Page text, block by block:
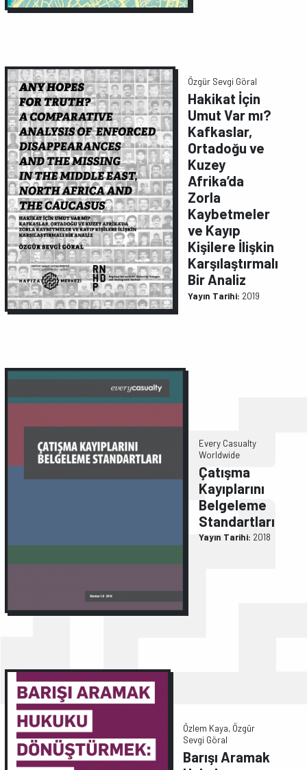
Özgür Sevgi Göral
Hakikat İçin
Umut Var mı?
Kafkaslar,
Ortadoğu ve
Kuzey
Afrika’da
Zorla
Kaybetmeler
ve Kayıp
Kişilere İlişkin
Karşılaştırmalı
Bir Analiz
Yayın Tarihi: 2019
Every Casualty
Worldwide
Çatışma
Kayıplarını
Belgeleme
Standartları
Yayın Tarihi: 2018
Özlem Kaya, Özgür
Sevgi Göral
Barışı Aramak